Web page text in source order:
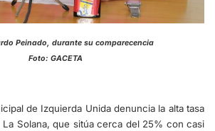
Peinado, durante su comparecencia
Foto: GACETA
de Izquierda Unida denuncia la alta tasa
Solana, que sitúa cerca del 25% con casi